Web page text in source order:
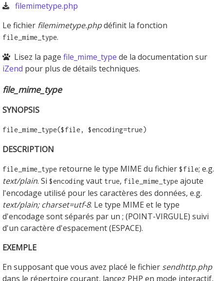
filemimetype.php
Le fichier filemimetype.phpdéfinit la fonction
file_mime_type.
Lisez la page file_mime_type de la documentation sur
iZend pour plus de détails techniques.
file_mime_type
SYNOPSIS
file_mime_type($file, $encoding=true)
DESCRIPTION
file_mime_type retourne le type MIME du fichier $file; e.g.
text/plain. Si $encoding vaut true, file_mime_type ajoute
l'encodage utilisé pour les caractères des données, e.g.
text/plain; charset=utf-8. Le type MIME et le type
d'encodage sont séparés par un ; (POINT-VIRGULE) suivi
d'un caractère d'espacement (ESPACE).
EXEMPLE
En supposant que vous avez placé le fichier sendhttp.php
dans le répertoire courant, lancez PHP en mode interactif,